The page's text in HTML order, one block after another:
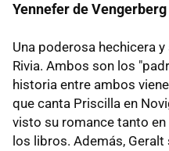
Yennefer de Vengerberg
Una poderosa hechicera
Rivia. Ambos son los
historia entre ambos
que canta Priscilla en
visto su romance tanto
los libros. Además,